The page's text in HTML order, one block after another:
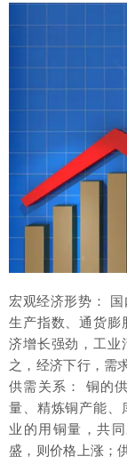
宏观经济形势：
生产指数、通货膨
济增长强劲，工业
之，经济下行，需
供需关系： 铜的
量、精炼铜产能、
业的用铜量，共
盛，则价格上涨；